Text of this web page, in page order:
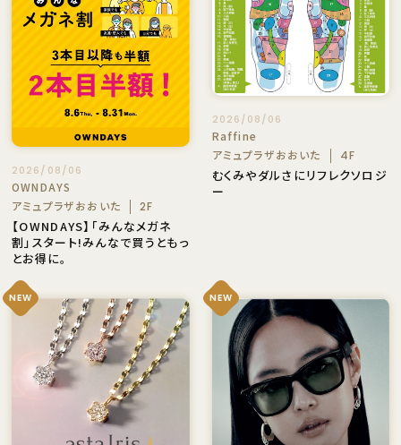
2026/08/06
OWNDAYS
アミュプラザおおいた
2F
【OWNDAYS】「みんなメガネ
割」スタート!みんなで買うともっ
とお得に。
2026/08/06
Raffine
アミュプラザおおいた
4F
むくみやダルさにリフレクソロジ
ー
NEW NEW